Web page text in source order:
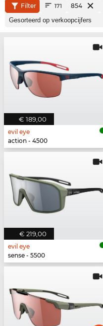
Filter 171 854
€ 189,00
evil eye
action - 4500
€ 219,00
evil eye
sense - 5500